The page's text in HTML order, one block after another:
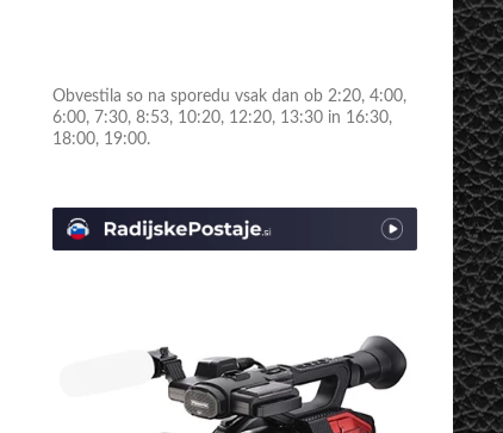
Obvestila so na sporedu vsak dan ob 2:20, 4:00,
6:00, 7:30, 8:53, 10:20, 12:20, 13:30 in 16:30,
18:00, 19:00.